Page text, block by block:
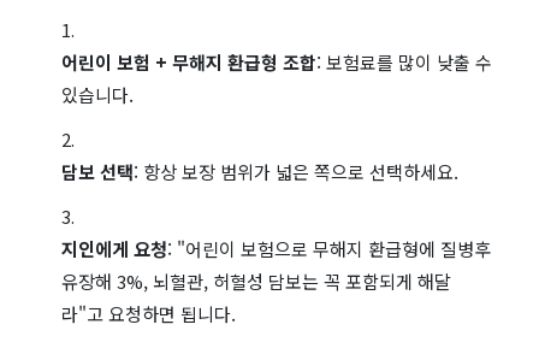
어린이 보험 + 무해지 환급형 조합: 보험료를 많이 낮출 수
있습니다.
담보 선택: 항상 보장 범위가 넓은 쪽으로 선택하세요.
지인에게 요청: "어린이 보험으로 무해지 환급형에 질병후
유장해 3%, 뇌혈관, 허혈성 담보는 꼭 포함되게 해달
라"고 요청하면 됩니다.